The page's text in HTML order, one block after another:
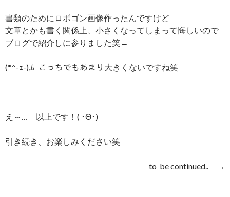
書類のためにロボゴン画像作ったんですけど
文章とかも書く関係上、小さくなってしまって悔しいので
ブログで紹介しに参りました笑←
(*^-ｪ-),ﾑｰこっちでもあまり大きくないですね笑
え～… 以上です！( ･Θ･)ゞ
引き続き、お楽しみください笑
to be continued.. →